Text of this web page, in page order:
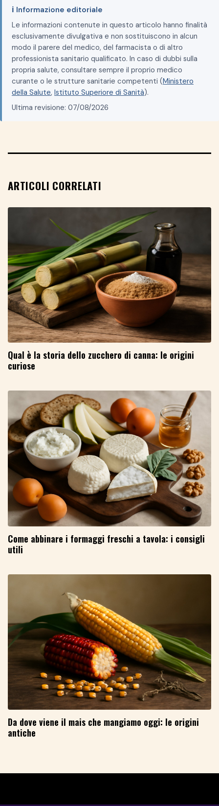
ℹ️ Informazione editoriale
Le informazioni contenute in questo articolo hanno finalità
esclusivamente divulgativa e non sostituiscono in alcun
modo il parere del medico, del farmacista o di altro
professionista sanitario qualificato. In caso di dubbi sulla
propria salute, consultare sempre il proprio medico
curante o le strutture sanitarie competenti (Ministero
della Salute, Istituto Superiore di Sanità).
Ultima revisione: 07/08/2026
ARTICOLI CORRELATI
Qual è la storia dello zucchero di canna: le origini
curiose
Come abbinare i formaggi freschi a tavola: i consigli
utili
Da dove viene il mais che mangiamo oggi: le origini
antiche